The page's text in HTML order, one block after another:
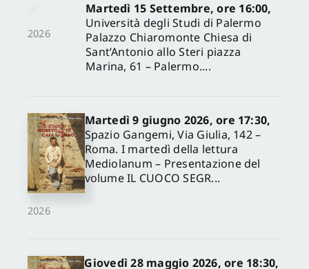
2026
Martedì 15 Settembre, ore 16:00,
Università degli Studi di Palermo
Palazzo Chiaromonte Chiesa di
Sant’Antonio allo Steri piazza
Marina, 61 – Palermo....
2026
Martedì 9 giugno 2026, ore 17:30,
Spazio Gangemi, Via Giulia, 142 –
Roma. I martedì della lettura
Mediolanum – Presentazione del
volume IL CUOCO SEGR...
Giovedì 28 maggio 2026, ore 18:30,